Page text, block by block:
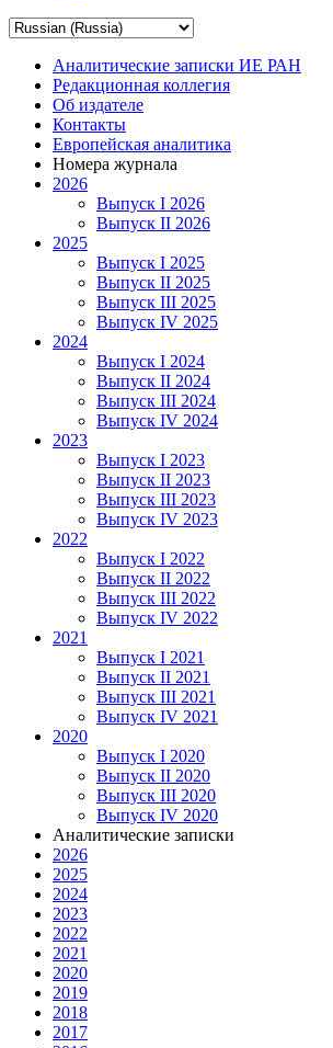
Аналитические записки ИЕ РАН
Редакционная коллегия
Об издателе
Контакты
Европейская аналитика
Номера журнала
2026
Выпуск I 2026
Выпуск II 2026
2025
Выпуск I 2025
Выпуск II 2025
Выпуск III 2025
Выпуск IV 2025
2024
Выпуск I 2024
Выпуск II 2024
Выпуск III 2024
Выпуск IV 2024
2023
Выпуск I 2023
Выпуск II 2023
Выпуск III 2023
Выпуск IV 2023
2022
Выпуск I 2022
Выпуск II 2022
Выпуск III 2022
Выпуск IV 2022
2021
Выпуск I 2021
Выпуск II 2021
Выпуск III 2021
Выпуск IV 2021
2020
Выпуск I 2020
Выпуск II 2020
Выпуск III 2020
Выпуск IV 2020
Аналитические записки
2026
2025
2024
2023
2022
2021
2020
2019
2018
2017